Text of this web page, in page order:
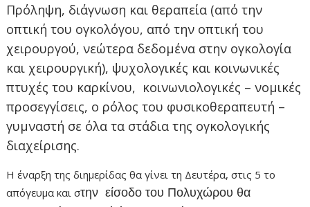
Πρόληψη, διάγνωση και θεραπεία (από την
οπτική του ογκολόγου, από την οπτική του
χειρουργού, νεώτερα δεδομένα στην ογκολογία
και χειρουργική), ψυχολογικές και κοινωνικές
πτυχές του καρκίνου, κοινωνιολογικές – νομικές
προσεγγίσεις, ο ρόλος του φυσικοθεραπευτή –
γυμναστή σε όλα τα στάδια της ογκολογικής
διαχείρισης.
Η έναρξη της διημερίδας θα γίνει τη Δευτέρα, στις 5 το
απόγευμα και στην είσοδο του Πολυχώρου θα